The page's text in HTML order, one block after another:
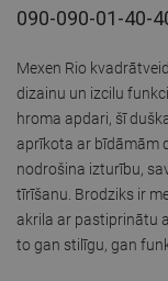
090-090-01-40-
Mexen Rio
dizainu un izcilu
hroma apdari, šī
aprīkota ar bīdāmām
nodrošina izturību,
tīrīšanu. Brodziks ir
akrila ar pastiprinātu
to gan stilīgu, gan